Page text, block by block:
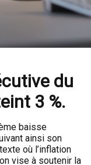
du
3 %.
baisse
ainsi son
où l’inflation
vise à soutenir la